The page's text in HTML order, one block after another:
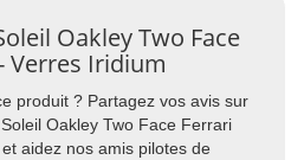
Oakley Two Face
Verres Iridium
produit ? Partagez vos avis sur
Oakley Two Face Ferrari
aidez nos amis pilotes de